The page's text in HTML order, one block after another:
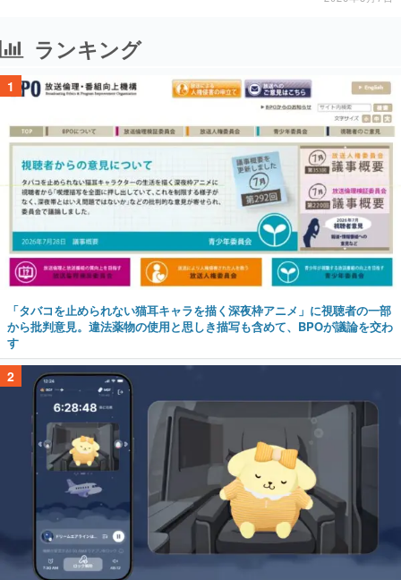
ランキング
1
「タバコを止められない猫耳キャラを描く深夜枠アニメ」に視聴者の一部
から批判意見。違法薬物の使用と思しき描写も含めて、BPOが議論を交わ
す
2